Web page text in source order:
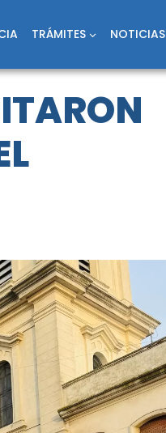
TRÁMITES NOTICIAS